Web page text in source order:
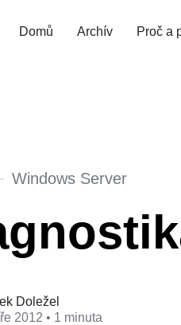
Domů Archív Proč a
Windows Server
Doležel
2012 • 1 minuta